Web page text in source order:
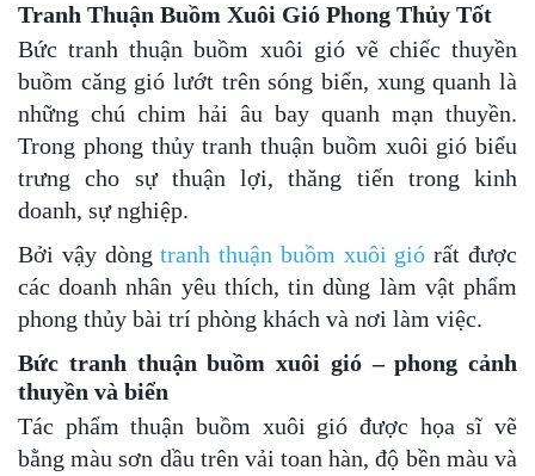
Tranh Thuận Buồm Xuôi Gió Phong Thủy Tốt
Bức tranh thuận buồm xuôi gió vẽ chiếc thuyền
buồm căng gió lướt trên sóng biển, xung quanh là
những chú chim hải âu bay quanh mạn thuyền.
Trong phong thủy tranh thuận buồm xuôi gió biểu
trưng cho sự thuận lợi, thăng tiến trong kinh
doanh, sự nghiệp.
Bởi vậy dòngtranh thuận buồm xuôi gió rất được
các doanh nhân yêu thích, tin dùng làm vật phẩm
phong thủy bài trí phòng khách và nơi làm việc.
Bức tranh thuận buồm xuôi gió – phong cảnh
thuyền và biển
Tác phẩm thuận buồm xuôi gió được họa sĩ vẽ
bằng màu sơn dầu trên vải toan hàn, độ bền màu và